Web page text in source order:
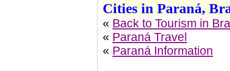
Cities in Paraná,
« Back to Tourism in
« Paraná Travel
« Paraná Information